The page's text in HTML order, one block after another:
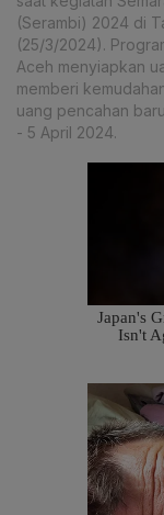
(Serambi) 2024 di
(25/3/2024).
Aceh menyiapkan
memberi
uang pencahan
- 5 April 2024.